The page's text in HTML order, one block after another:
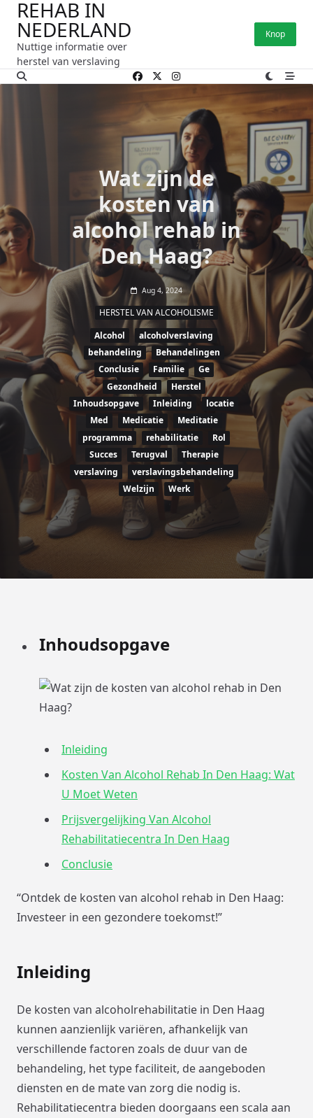
naar
inhoud
REHAB IN
NEDERLAND
Nuttige informatie over
herstel van verslaving
Knop
Wat zijn de
kosten van
alcohol rehab in
Den Haag?
Aug 4, 2024
HERSTEL VAN ALCOHOLISME
Alcohol
alcoholverslaving
behandeling
Behandelingen
Conclusie
Familie
Ge
Gezondheid
Herstel
Inhoudsopgave
Inleiding
locatie
Med
Medicatie
Meditatie
programma
rehabilitatie
Rol
Succes
Terugval
Therapie
verslaving
verslavingsbehandeling
Welzijn
Werk
Inhoudsopgave
Inleiding
Kosten Van Alcohol Rehab In Den Haag: Wat
U Moet Weten
Prijsvergelijking Van Alcohol
Rehabilitatiecentra In Den Haag
Conclusie
“Ontdek de kosten van alcohol rehab in Den Haag:
Investeer in een gezondere toekomst!”
Inleiding
De kosten van alcoholrehabilitatie in Den Haag
kunnen aanzienlijk variëren, afhankelijk van
verschillende factoren zoals de duur van de
behandeling, het type faciliteit, de aangeboden
diensten en de mate van zorg die nodig is.
Rehabilitatiecentra bieden doorgaans een scala aan